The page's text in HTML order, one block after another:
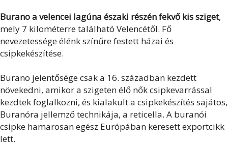
Burano a velencei lagúna északi részén fekvő kis sziget,
mely 7 kilométerre található Velencétől. Fő
nevezetessége élénk színűre festett házai és
csipkekészítése.
Burano jelentősége csak a 16. században kezdett
növekedni, amikor a szigeten élő nők csipkevarrással
kezdtek foglalkozni, és kialakult a csipkekészítés sajátos,
Buranóra jellemző technikája, a reticella. A buranói
csipke hamarosan egész Európában keresett exportcikk
lett.